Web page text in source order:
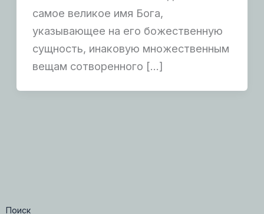
Поиск
самое великое имя Бога,
указывающее на его божественную
сущность, инаковую множественным
вещам сотворенного […]